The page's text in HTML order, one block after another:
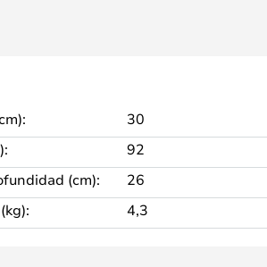
30
92
(cm):
26
4,3